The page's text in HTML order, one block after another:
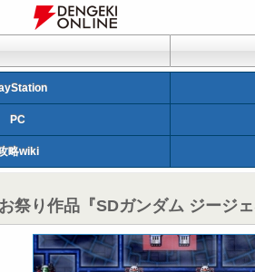
PC
略wiki
祭り作品『SDガンダム ジージ